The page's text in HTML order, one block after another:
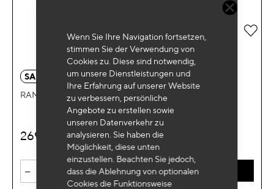
Wenn Sie Ihre Navigation fortsetzen,
stimmen Sie der Verwendung von
Cookies zu. Diese sind notwendig,
um unsere Dienstleistungen und
Ihre Erfahrung auf unserer Website
zu verbessern, persönliche
Angebote zu erstellen sowie
unseren Datenverkehr zu
analysieren. Sie haben die
Möglichkeit, diese unten
einzustellen. Beachten Sie jedoch,
dass die Ablehnung von optionalen
Cookies die Funktionsweise
SA 0333
RAM
269
- IN DEN WARENKORB
Zur